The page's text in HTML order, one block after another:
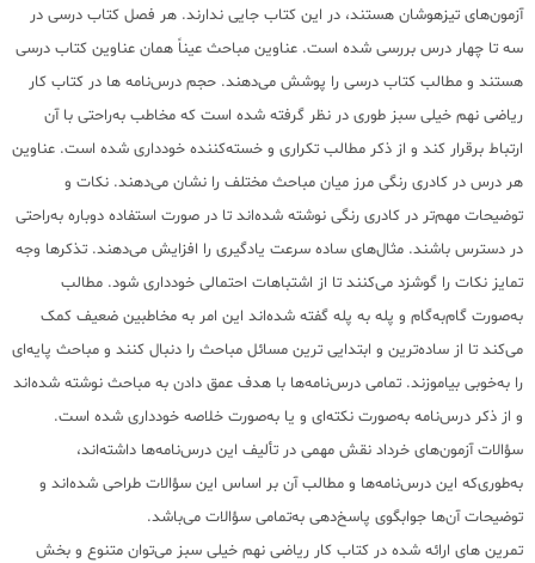
آزمون‌های تیزهوشان هستند، در این کتاب جایی ندارند. هر فصل کتاب درسی در
سه تا چهار درس بررسی‌ شده است. عناوین مباحث عیناً همان عناوین کتاب درسی
هستند و مطالب کتاب درسی را پوشش می‌دهند. حجم درس‌نامه ها در کتاب کار
ریاضی نهم خیلی سبز طوری در نظر گرفته ‌شده است که مخاطب به‌راحتی با آن
ارتباط برقرار کند و از ذکر مطالب تکراری و خسته‌کننده خودداری شده است. عناوین
هر درس در کادری رنگی مرز میان مباحث مختلف را نشان می‌دهند. نکات و
توضیحات مهم‌تر در کادری رنگی نوشته‌ شده‌اند تا در صورت استفاده دوباره به‌راحتی
در دسترس باشند. مثال‌های ساده سرعت یادگیری را افزایش می‌دهند. تذکرها وجه
تمایز نکات را گوشزد می‌کنند تا از اشتباهات احتمالی خودداری شود. مطالب
به‌صورت گام‌به‌گام و پله به پله گفته‌ شده‌اند این امر به مخاطبین ضعیف کمک
می‌کند تا از ساده‌ترین و ابتدایی ترین مسائل مباحث را دنبال کنند و مباحث پایه‌ای
را به‌خوبی بیاموزند. تمامی درس‌نامه‌ها با هدف عمق دادن به مباحث نوشته‌ شده‌اند
و از ذکر درس‌نامه به‌صورت نکته‌ای و یا به‌صورت خلاصه خودداری شده است.
سؤالات آزمون‌های خرداد نقش مهمی در تألیف این درس‌نامه‌ها داشته‌اند،
به‌طوری‌که این درس‌نامه‌ها و مطالب آن بر اساس این سؤالات طراحی ‌شده‌اند و
توضیحات آن‌ها جوابگوی پاسخ‌دهی به‌تمامی سؤالات می‌باشد.
تمرین های ارائه شده در کتاب کار ریاضی نهم خیلی سبز می‌توان متنوع و بخش